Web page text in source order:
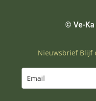
© Ve-Ka
Nieuwsbrief Blijf